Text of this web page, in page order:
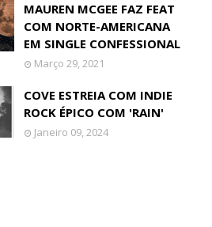
MAUREN MCGEE FAZ FEAT
COM NORTE-AMERICANA
EM SINGLE CONFESSIONAL
Março 29, 2021
COVE ESTREIA COM INDIE
ROCK ÉPICO COM 'RAIN'
Janeiro 09, 2024